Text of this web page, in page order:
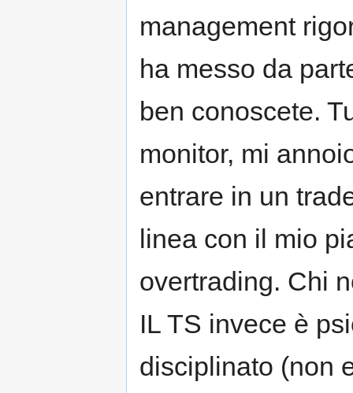
management
ha messo da
ben conoscete.
monitor, mi
entrare in un
linea con il mio
overtrading. Chi
IL TS invece è
disciplinato (non